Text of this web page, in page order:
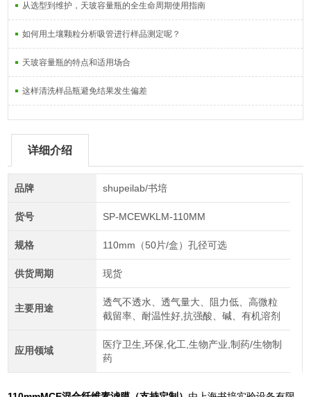
从选型到维护，天玻容量瓶的全生命周期使用指南
如何用土壤颗粒分析吸管进行样品测定呢？
天玻容量瓶的特点和适用场合
这样清洗样品瓶避免结果发生偏差
详细介绍
品牌 shupeilab/书培
货号 SP-MCEWKLM-110MM
规格 110mm（50片/盒）孔径可选
供货周期 现货
主要用途
透气不透水、透气量大、阻力低、高微粒
截留率、耐温性好,抗强酸、碱、有机溶剂
应用领域
医疗卫生,环保,化工,生物产业,制药/生物制
药